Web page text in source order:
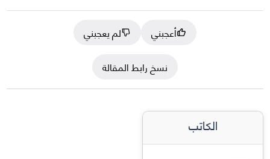
أعجبني
لم يعجبني
نسخ رابط المقالة
الكاتب